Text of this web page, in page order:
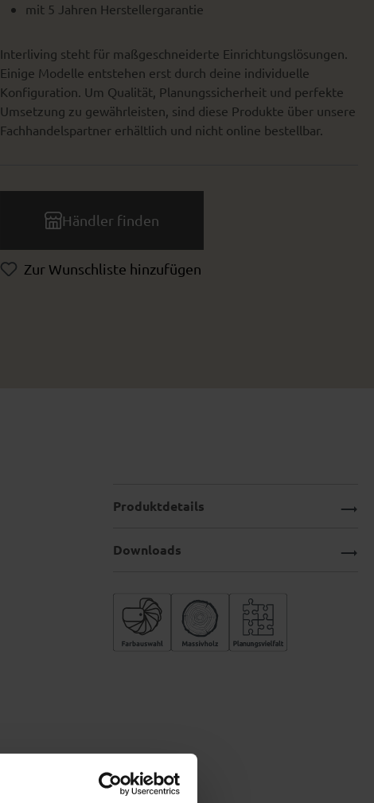
mit 5 Jahren Herstellergarantie
Interliving steht für maßgeschneiderte Einrichtungslösungen.
Einige Modelle entstehen erst durch deine individuelle
Konfiguration. Um Qualität, Planungssicherheit und perfekte
Umsetzung zu gewährleisten, sind diese Produkte über unsere
Fachhandelspartner erhältlich und nicht online bestellbar.
Händler finden
Zur Wunschliste hinzufügen
Produktdetails
Downloads